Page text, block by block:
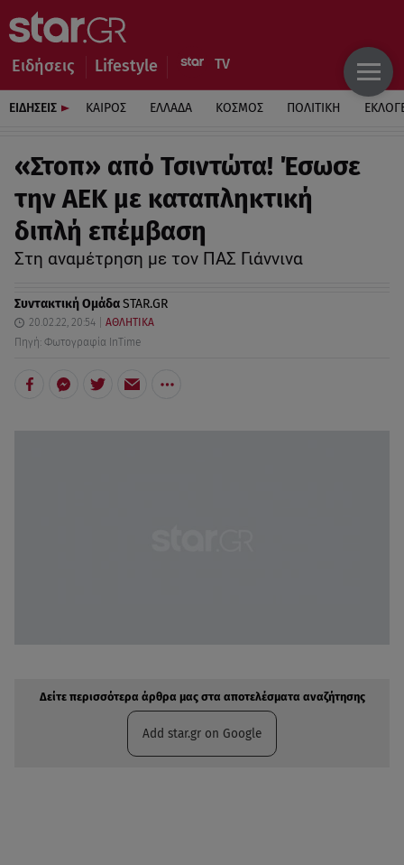
Ειδήσεις Lifestyle
ΕΙΔΗΣΕΙΣ ΚΑΙΡΟΣ ΕΛΛΑΔΑ ΚΟΣΜΟΣ ΠΟΛΙΤΙΚΗ
«Στοπ» από Τσιντώτα! Έσωσε
την ΑΕΚ με καταπληκτική
διπλή επέμβαση
Στη αναμέτρηση με τον ΠΑΣ Γιάννινα
Συντακτική ΟμάδαSTAR.GR
20.02.22, 20:54
ΑΘΛΗΤΙΚΑ
Πηγή: Φωτογραφία InTime
Δείτε περισσότερα άρθρα μας στα αποτελέσματα αναζήτησης
Add star.gr on Google